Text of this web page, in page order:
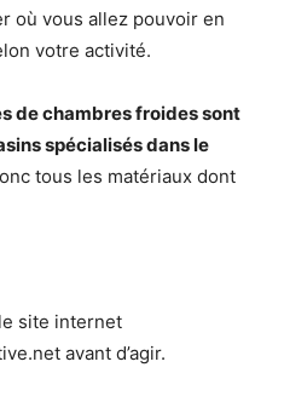
où vous allez pouvoir en
votre activité.
de chambres froides sont
spécialisés dans le
tous les matériaux dont
site internet
avant d’agir.